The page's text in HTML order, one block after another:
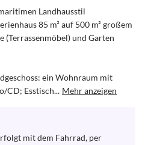
Landhausstil
85 m² auf 500 m² großem
(Terrassenmöbel) und Garten
ein Wohnraum mit
CD; Esstisch... Mehr anzeigen
mit dem Fahrrad, per